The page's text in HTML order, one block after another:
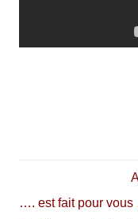
…. est fait pour